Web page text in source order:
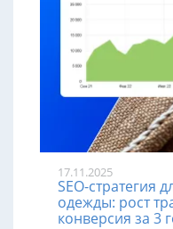
17.11.2025
SEO-стратегия
одежды: рост
конверсия за 3